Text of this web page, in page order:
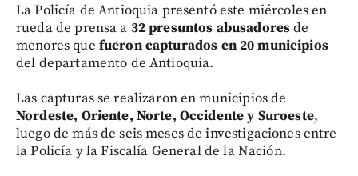
La Policía de Antioquia presentó este miércoles en
rueda de prensa a 32 presuntos abusadoresde
menores que fueron capturados en 20 municipios
del departamento de Antioquia.
Las capturas se realizaron en municipios de
Nordeste, Oriente, Norte, Occidente y Suroeste,
luego de más de seis meses de investigaciones entre
la Policía y la Fiscalía General de la Nación.